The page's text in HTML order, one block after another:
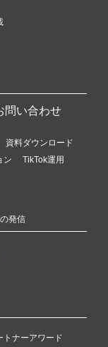
問い合わせ
資料ダウンロード
ン
TikTok運用
発信
トナーアワード